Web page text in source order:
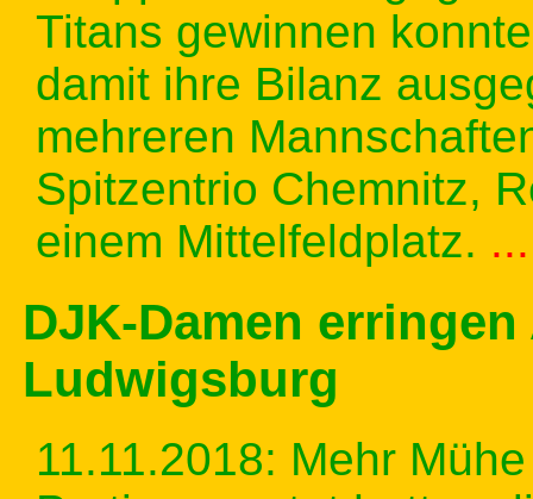
Titans gewinnen
damit ihre Bilanz
mehreren
Spitzentrio Chemnitz,
einem Mittelfeldplatz.
DJK-Damen
Ludwigsburg
11.11.2018: Mehr